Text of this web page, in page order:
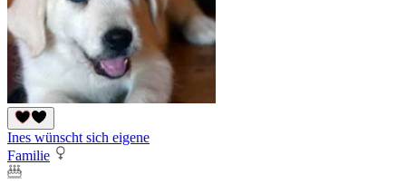
Ines wünscht sich eigene
Familie